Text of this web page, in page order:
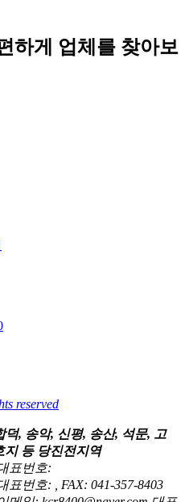
하게 업체를 찾아보
reserved
, 송악, 신평, 송산, 석문, 고
지 등 당진전지역
표번호:
번호: , FAX: 041-357-8403